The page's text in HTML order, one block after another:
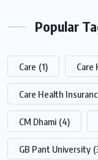
Popular
Care (1) Care
Care Health
CM Dhami (4)
GB Pant University